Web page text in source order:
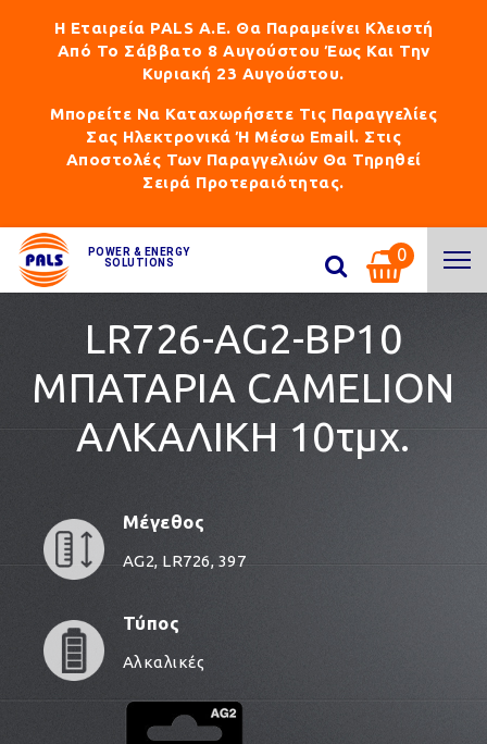
Η Εταιρεία PALS Α.Ε. Θα Παραμείνει Κλειστή
Από Το Σάββατο 8 Αυγούστου Έως Και Την
Κυριακή 23 Αυγούστου.
Μπορείτε Να Καταχωρήσετε Τις Παραγγελίες
Σας Ηλεκτρονικά Ή Μέσω Email. Στις
Αποστολές Των Παραγγελιών Θα Τηρηθεί
Σειρά Προτεραιότητας.
POWER & ENERGY
SOLUTIONS
0
LR726-AG2-BP10
ΜΠΑΤΑΡΙΑ CAMELION
ΑΛKΑΛΙΚΗ 10τμχ.
Μέγεθος
AG2, LR726, 397
Τύπος
Αλκαλικές